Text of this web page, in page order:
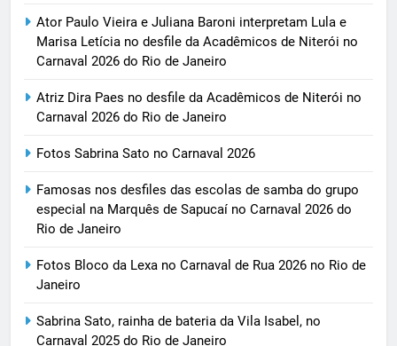
Ator Paulo Vieira e Juliana Baroni interpretam Lula e
Marisa Letícia no desfile da Acadêmicos de Niterói no
Carnaval 2026 do Rio de Janeiro
Atriz Dira Paes no desfile da Acadêmicos de Niterói no
Carnaval 2026 do Rio de Janeiro
Fotos Sabrina Sato no Carnaval 2026
Famosas nos desfiles das escolas de samba do grupo
especial na Marquês de Sapucaí no Carnaval 2026 do
Rio de Janeiro
Fotos Bloco da Lexa no Carnaval de Rua 2026 no Rio de
Janeiro
Sabrina Sato, rainha de bateria da Vila Isabel, no
Carnaval 2025 do Rio de Janeiro